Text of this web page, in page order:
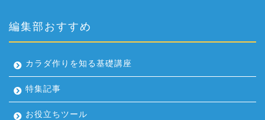
編集部おすすめ
カラダ作りを知る基礎講座
特集記事
お役立ちツール